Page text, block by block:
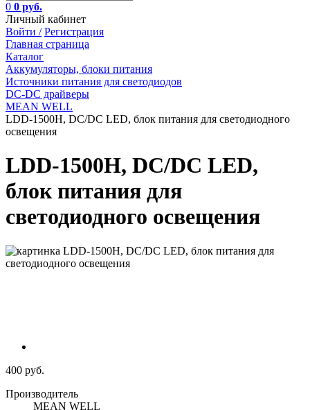
0 0 руб.
Личный кабинет
Войти / Регистрация
Главная страница
Каталог
Аккумуляторы, блоки питания
Источники питания для светодиодов
DC-DC драйверы
MEAN WELL
LDD-1500H, DC/DC LED, блок питания для светодиодного
освещения
LDD-1500H, DC/DC LED,
блок питания для
светодиодного освещения
400 руб.
Производитель
MEAN WELL